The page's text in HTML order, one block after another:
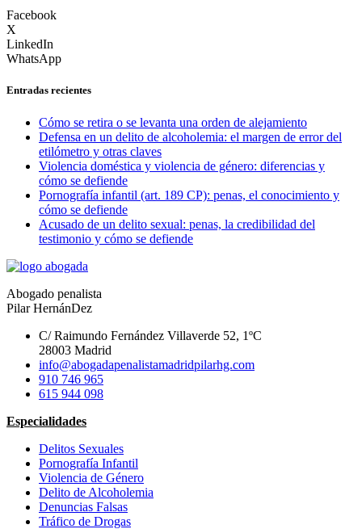
Facebook
X
LinkedIn
WhatsApp
Entradas recientes
Cómo se retira o se levanta una orden de alejamiento
Defensa en un delito de alcoholemia: el margen de error del
etilómetro y otras claves
Violencia doméstica y violencia de género: diferencias y
cómo se defiende
Pornografía infantil (art. 189 CP): penas, el conocimiento y
cómo se defiende
Acusado de un delito sexual: penas, la credibilidad del
testimonio y cómo se defiende
Abogado penalista
Pilar HernánDez
C/ Raimundo Fernández Villaverde 52, 1ºC
28003 Madrid
info@abogadapenalistamadridpilarhg.com
910 746 965
615 944 098
Especialidades
Delitos Sexuales
Pornografía Infantil
Violencia de Género
Delito de Alcoholemia
Denuncias Falsas
Tráfico de Drogas